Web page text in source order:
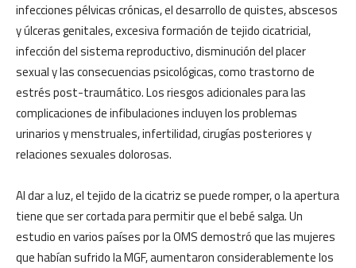
infecciones pélvicas crónicas, el desarrollo de quistes, abscesos
y úlceras genitales, excesiva formación de tejido cicatricial,
infección del sistema reproductivo, disminución del placer
sexual y las consecuencias psicológicas, como trastorno de
estrés post-traumático. Los riesgos adicionales para las
complicaciones de infibulaciones incluyen los problemas
urinarios y menstruales, infertilidad, cirugías posteriores y
relaciones sexuales dolorosas.
Al dar a luz, el tejido de la cicatriz se puede romper, o la apertura
tiene que ser cortada para permitir que el bebé salga. Un
estudio en varios países por la OMS demostró que las mujeres
que habían sufrido la MGF, aumentaron considerablemente los